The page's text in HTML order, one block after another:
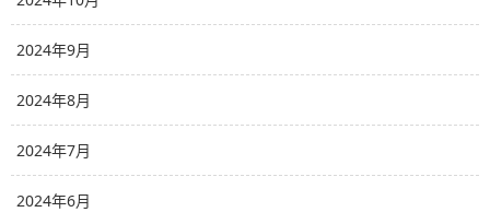
2024年9月
2024年8月
2024年7月
2024年6月